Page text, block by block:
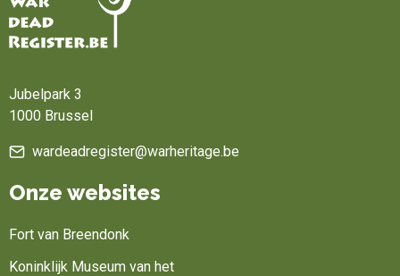
Jubelpark 3
1000 Brussel
wardeadregister@warheritage.be
Onze websites
Fort van Breendonk
Koninklijk Museum van het